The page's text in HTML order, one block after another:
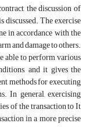
the discussion of
The exercise
in accordance with the
and damage to others.
able to perform various
and it gives the
methods for executing
In general, exercising
of the transaction to It
in a more precise